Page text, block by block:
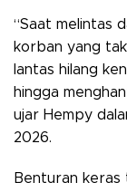
“Saat melintas
korban yang
lantas hilang
hingga
ujar Hempy
2026.
Benturan keras